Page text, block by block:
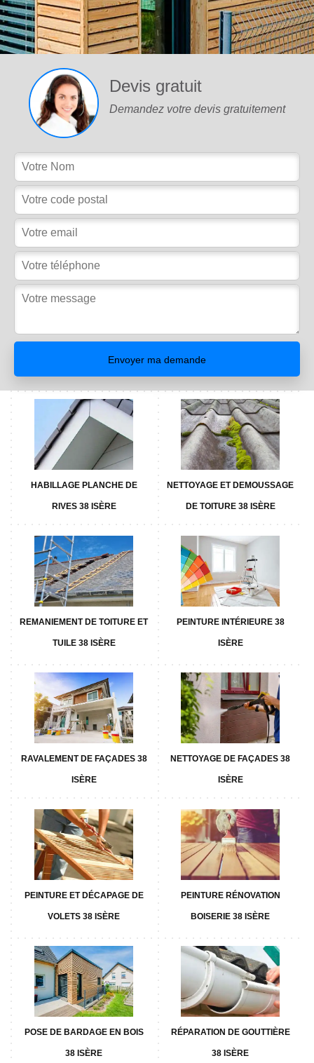
Devis gratuit
Demandez votre devis gratuitement
HABILLAGE PLANCHE DE
RIVES 38 ISÈRE
NETTOYAGE ET DEMOUSSAGE
DE TOITURE 38 ISÈRE
REMANIEMENT DE TOITURE ET
TUILE 38 ISÈRE
PEINTURE INTÉRIEURE 38
ISÈRE
RAVALEMENT DE FAÇADES 38
ISÈRE
NETTOYAGE DE FAÇADES 38
ISÈRE
PEINTURE ET DÉCAPAGE DE
VOLETS 38 ISÈRE
PEINTURE RÉNOVATION
BOISERIE 38 ISÈRE
POSE DE BARDAGE EN BOIS
38 ISÈRE
RÉPARATION DE GOUTTIÈRE
38 ISÈRE